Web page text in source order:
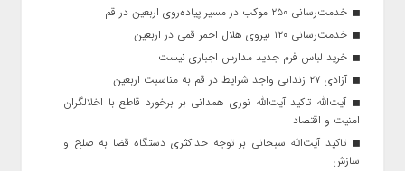
خدمت‌رسانی ۲۵۰ موکب در مسیر پیاده‌روی اربعین در قم
خدمت‌رسانی ۱۲۰ نیروی هلال احمر قمی در اربعین
خرید لباس فرم جدید مدارس اجباری نیست
آزادی ۲۷ زندانی واجد شرایط در قم به مناسبت اربعین
آیت‌الله تاکید آیت‌الله نوری همدانی بر برخورد قاطع با اخلالگران
امنیت و اقتصاد
تاکید آیت‌الله‌ سبحانی بر توجه حداکثری دستگاه قضا به صلح و
سازش